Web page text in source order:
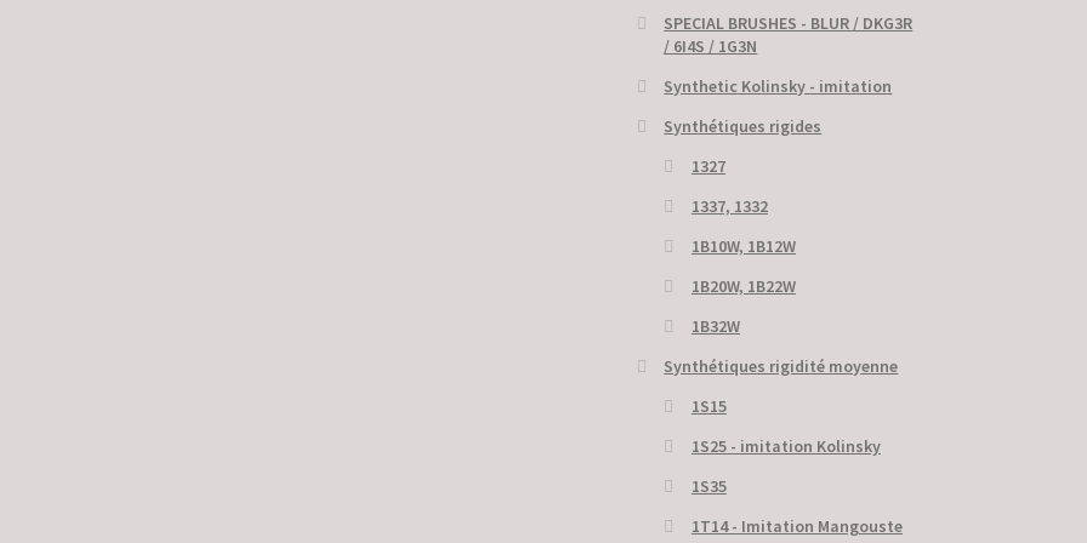
SPECIAL BRUSHES - BLUR / DKG3R
/ 6I4S / 1G3N
Synthetic Kolinsky - imitation
Synthétiques rigides
1327
1337, 1332
1B10W, 1B12W
1B20W, 1B22W
1B32W
Synthétiques rigidité moyenne
1S15
1S25 - imitation Kolinsky
1S35
1T14 - Imitation Mangouste